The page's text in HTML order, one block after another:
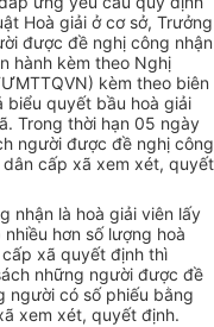
Hoà giải ở cơ sở, Trưởng
được đề nghị công nhận
hành kèm theo Nghị
kèm theo biên
biểu quyết bầu hoà giải
Trong thời hạn 05 ngày
người được đề nghị công
dân cấp xã xem xét, quyết
nhận là hoà giải viên lấy
hơn số lượng hoà
xã quyết định thì
những người được đề
người có số phiếu bằng
xem xét, quyết định.